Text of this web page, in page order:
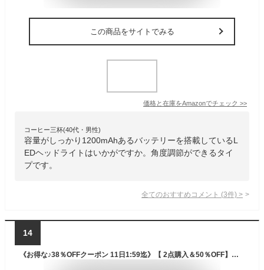
この商品をサイトでみる
価格と在庫をAmazonでチェック >>
コーヒー三杯(40代・男性)
容量がしっかり1200mAhあるバッテリーを搭載しているL
EDヘッドライトはいかがですか。角度調節ができるタイ
プです。
全てのおすすめコメント (3件) >
14
《お得な♪38％OFFクーポン 11日1:59迄》【 2点購入＆50％OFF】ヘッドライト 充電式 LED ヘッドライト USB type-c 充電式 230° 2000mah大容量 人感センサー機能 ヘッドランプ ヘルメット ライト 1000ルーメン 高輝度 夜釣り ライト 軽量 防水 停電 防災 登山